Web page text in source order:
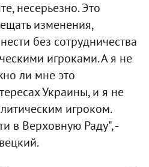
несерьезно. Это
изменения,
без сотрудничества
игроками. А я не
ли мне это
Украины, и я не
игроком.
в Верховную Раду", -